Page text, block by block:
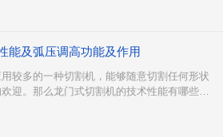
能及弧压调高功能及作用
较多的一种切割机，能够随意切割任何形状
迎。那么龙门式切割机的技术性能有哪些